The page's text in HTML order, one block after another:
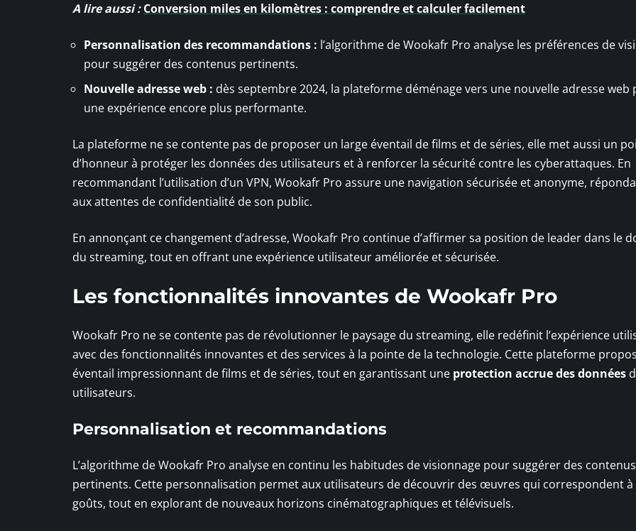
A lire aussi : Conversion miles en kilomètres : comprendre et calculer facilement
Personnalisation des recommandations : l’algorithme de Wookafr Pro analyse les préférences de
pour suggérer des contenus pertinents.
Nouvelle adresse web : dès septembre 2024, la plateforme déménage vers une nouvelle adresse web
une expérience encore plus performante.
La plateforme ne se contente pas de proposer un large éventail de films et de séries, elle met aussi un
d’honneur à protéger les données des utilisateurs et à renforcer la sécurité contre les cyberattaques. En
recommandant l’utilisation d’un VPN, Wookafr Pro assure une navigation sécurisée et anonyme,
aux attentes de confidentialité de son public.
En annonçant ce changement d’adresse, Wookafr Pro continue d’affirmer sa position de leader dans le
du streaming, tout en offrant une expérience utilisateur améliorée et sécurisée.
Les fonctionnalités innovantes de Wookafr Pro
Wookafr Pro ne se contente pas de révolutionner le paysage du streaming, elle redéfinit l’expérience
avec des fonctionnalités innovantes et des services à la pointe de la technologie. Cette plateforme
éventail impressionnant de films et de séries, tout en garantissant une protection accrue des données
utilisateurs.
Personnalisation et recommandations
L’algorithme de Wookafr Pro analyse en continu les habitudes de visionnage pour suggérer des contenus
pertinents. Cette personnalisation permet aux utilisateurs de découvrir des œuvres qui correspondent à
goûts, tout en explorant de nouveaux horizons cinématographiques et télévisuels.